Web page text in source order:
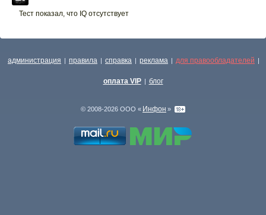
Тест показал, что IQ отсутствует
администрация | правила | справка | реклама | для правообладателей |
оплата VIP | блог
© 2008-2026 ООО « Инфон »